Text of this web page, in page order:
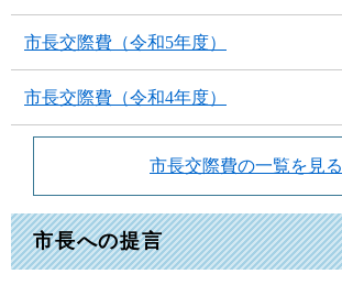
市長交際費（令和5年度）
市長交際費（令和4年度）
市長交際費の一覧を見る
市長への提言